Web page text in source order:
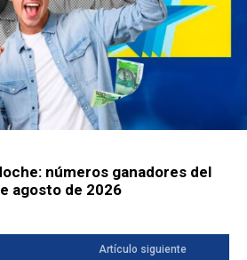
números ganadores del
agosto de 2026
Artículo siguiente